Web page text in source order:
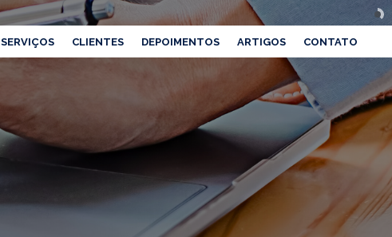
SERVIÇOS CLIENTES DEPOIMENTOS ARTIGOS CONTATO